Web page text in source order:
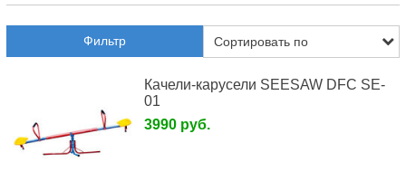
Фильтр
Качели-карусели SEESAW DFC SE-
01
3990 руб.